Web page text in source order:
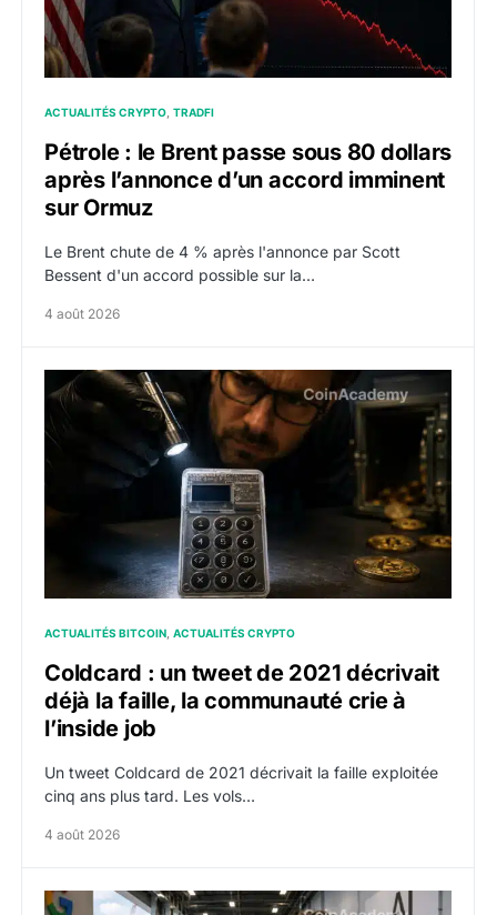
ACTUALITÉS CRYPTO TRADFI
Pétrole : le Brent passe sous 80 dollars
après l’annonce d’un accord imminent
sur Ormuz
Le Brent chute de 4 % après l'annonce par Scott
Bessent d'un accord possible sur la…
4 août 2026
Coldcard : un tweet de 2021 décrivait déjà la faille,
ACTUALITÉS BITCOIN ACTUALITÉS CRYPTO
Coldcard : un tweet de 2021 décrivait
déjà la faille, la communauté crie à
l’inside job
Un tweet Coldcard de 2021 décrivait la faille exploitée
cinq ans plus tard. Les vols…
4 août 2026
Google : le montage financier à 200 milliards de